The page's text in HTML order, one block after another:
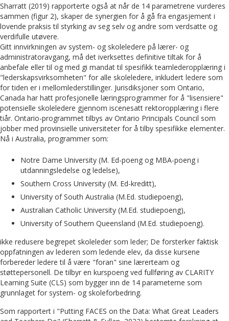
Sharratt (2019) rapporterte også at når de 14 parametrene vurderes
sammen (figur 2), skaper de synergien for å gå fra engasjement i
lovende praksis til styrking av seg selv og andre som verdsatte og
verdifulle utøvere.
Gitt innvirkningen av system- og skoleledere på lærer- og
administratoravgang, må det iverksettes definitive tiltak for å
anbefale eller til og med gi mandat til spesifikk teamlederopplæring i
"lederskapsvirksomheten" for alle skoleledere, inkludert ledere som
for tiden er i mellomlederstillinger. Jurisdiksjoner som Ontario,
Canada har hatt profesjonelle læringsprogrammer for å "lisensiere"
potensielle skoleledere gjennom iscenesatt rektoropplæring i flere
tiår. Ontario-programmet tilbys av Ontario Principals Council som
jobber med provinsielle universiteter for å tilby spesifikke elementer.
Nå i Australia, programmer som:
Notre Dame University (M. Ed-poeng og MBA-poeng i
utdanningsledelse og ledelse),
Southern Cross University (M. Ed-kreditt),
University of South Australia (M.Ed. studiepoeng),
Australian Catholic University (M.Ed. studiepoeng),
University of Southern Queensland (M.Ed. studiepoeng).
ikke redusere begrepet skoleleder som leder; De forsterker faktisk
oppfatningen av lederen som ledende elev, da disse kursene
forbereder ledere til å være "foran" sine lærerteam og
støttepersonell. De tilbyr en kurspoeng ved fullføring av CLARITY
Learning Suite (CLS) som bygger inn de 14 parameterne som
grunnlaget for system- og skoleforbedring.
Som rapportert i "Putting FACES on the Data: What Great Leaders